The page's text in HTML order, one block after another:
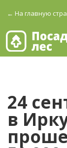
← На главную
24
в